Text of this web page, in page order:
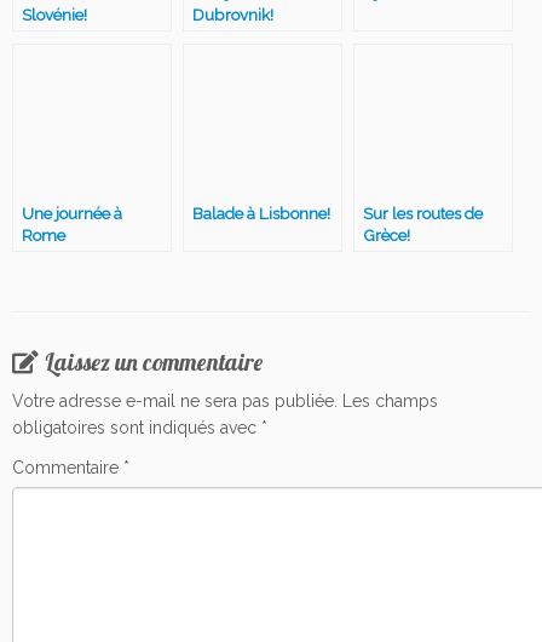
Slovénie!
Dubrovnik!
Une journée à
Rome
Balade à Lisbonne!
Sur les routes de
Grèce!
Laissez un commentaire
Votre adresse e-mail ne sera pas publiée.
Les champs
obligatoires sont indiqués avec *
Commentaire *